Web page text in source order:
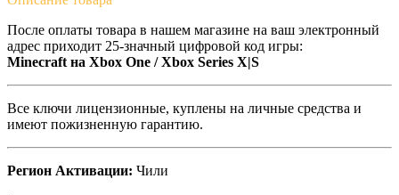
После оплаты товара в нашем магазине на ваш электронный
адрес приходит 25-значный цифровой код игры:
Minecraft на Xbox One / Xbox Series X|S
Все ключи лицензионные, куплены на личные средства и
имеют пожизненную гарантию.
Регион Активации: Чили